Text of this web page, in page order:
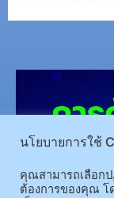
นโยบายการใช้
คุณสามารถเลือก
ต้องการของคุณ โ